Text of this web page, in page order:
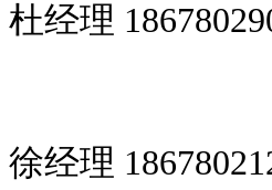
杜经理
徐经理